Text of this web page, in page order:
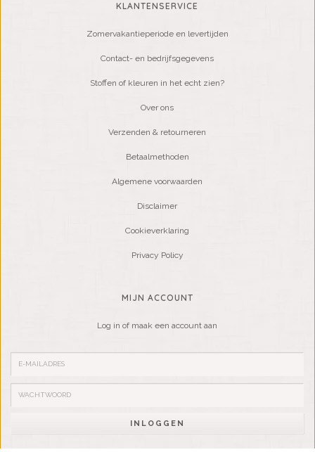
KLANTENSERVICE
Zomervakantieperiode en levertijden
Contact- en bedrijfsgegevens
Stoffen of kleuren in het echt zien?
Over ons
Verzenden & retourneren
Betaalmethoden
Algemene voorwaarden
Disclaimer
Cookieverklaring
Privacy Policy
MIJN ACCOUNT
Log in of maak een account aan
INLOGGEN